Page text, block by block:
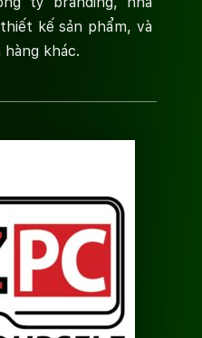
kế sản phẩm, và
khác.